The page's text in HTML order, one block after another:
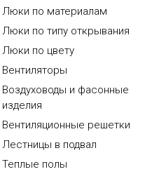
Люки по материалам
Люки по типу открывания
Люки по цвету
Вентиляторы
Воздуховоды и фасонные
изделия
Вентиляционные решетки
Лестницы в подвал
Теплые полы